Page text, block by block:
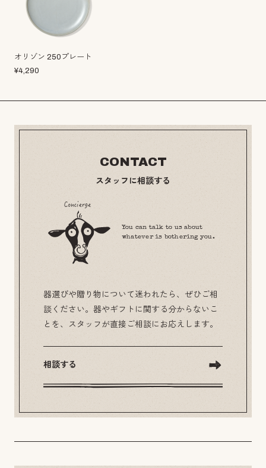
オリゾン 250プレート
¥4,290
CONTACT
スタッフに相談する
You can talk to us about
whatever is bothering you.
器選びや贈り物について迷われたら、ぜひご相
談ください。器やギフトに関する分からないこ
とを、スタッフが直接ご相談にお応えします。
相談する